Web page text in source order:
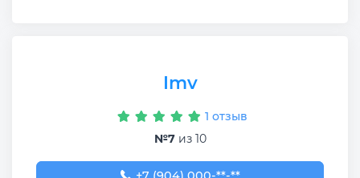
Imv
1 отзыв
№7из 10